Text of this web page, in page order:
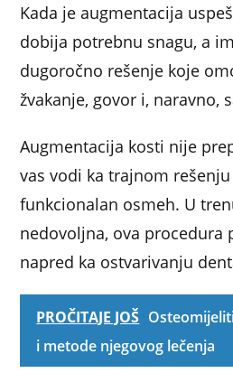
Kada je augmentacija
dobija potrebnu snagu, a
dugoročno rešenje koje
žvakanje, govor i, naravno,
Augmentacija kosti nije
vas vodi ka trajnom rešenju
funkcionalan osmeh. U
nedovoljna, ova procedura
napred ka ostvarivanju
PROČITAJE JOŠ
i metode njegovog lečenja